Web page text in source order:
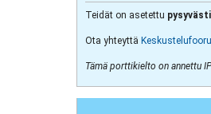
Teidät on asetettu pysyvästi
Ota yhteyttä
Tämä porttikielto on annettu